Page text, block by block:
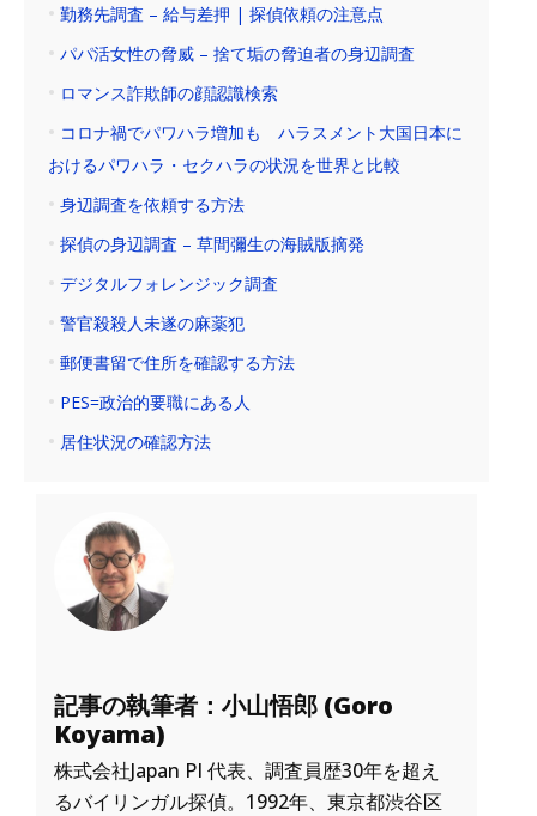
勤務先調査 – 給与差押 | 探偵依頼の注意点
パパ活女性の脅威 – 捨て垢の脅迫者の身辺調査
ロマンス詐欺師の顔認識検索
コロナ禍でパワハラ増加も ハラスメント大国日本に
おけるパワハラ・セクハラの状況を世界と比較
身辺調査を依頼する方法
探偵の身辺調査 – 草間彌生の海賊版摘発
デジタルフォレンジック調査
警官殺殺人未遂の麻薬犯
郵便書留で住所を確認する方法
PES=政治的要職にある人
居住状況の確認方法
記事の執筆者：小山悟郎 (Goro
Koyama)
株式会社Japan PI 代表、調査員歴30年を超え
るバイリンガル探偵。1992年、東京都渋谷区